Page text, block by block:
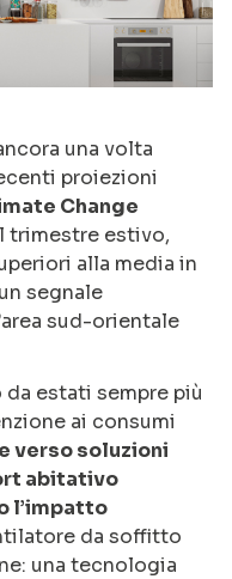
una volta
proiezioni
Change
trimestre estivo,
alla media in
segnale
sud-orientale
estati sempre più
ai consumi
verso soluzioni
abitativo
l’impatto
da soffitto
una tecnologia